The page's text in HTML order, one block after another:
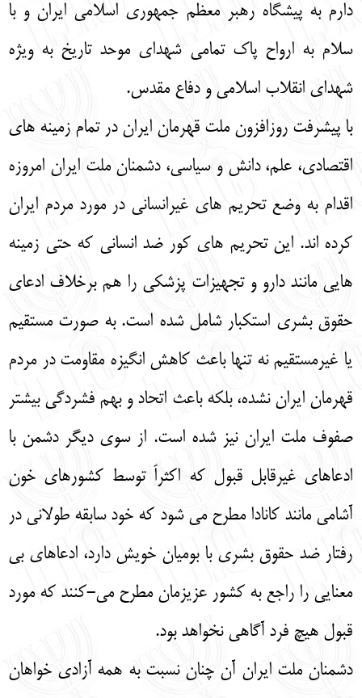
دارم به پیشگاه رهبر معظم جمهوری اسلامی ایران و با
سلام به ارواح پاک تمامی شهدای موحد تاریخ به ویژه
شهدای انقلاب اسلامی و دفاع مقدس.
با پیشرفت روزافزون ملت قهرمان ایران در تمام زمینه های
اقتصادی، علم، دانش و سیاسی، دشمنان ملت ایران امروزه
اقدام به وضع تحریم های غیرانسانی در مورد مردم ایران
کرده اند. این تحریم های کور ضد انسانی که حتی زمینه
هایی مانند دارو و تجهیزات پزشکی را هم برخلاف ادعای
حقوق بشری استکبار شامل شده است. به صورت مستقیم
یا غیرمستقیم نه تنها باعث کاهش انگیزه مقاومت در مردم
قهرمان ایران نشده، بلکه باعث اتحاد و بهم فشردگی بیشتر
صفوف ملت ایران نیز شده است. از سوی دیگر دشمن با
ادعاهای غیرقابل قبول که اکثراً توسط کشورهای خون
آشامی مانند کانادا مطرح می شود که خود سابقه طولانی در
رفتار ضد حقوق بشری با بومیان خویش دارد، ادعاهای بی
معنایی را راجع به کشور عزیزمان مطرح می-کنند که مورد
قبول هیچ فرد آگاهی نخواهد بود.
دشمنان ملت ایران آن چنان نسبت به همه آزادی خواهان